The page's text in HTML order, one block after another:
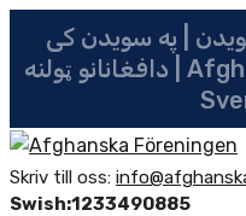
| په سویدن کی
دافغانانو ټولنه | Afghanska Föreningen i
Skriv till oss:
Swish:1233490885